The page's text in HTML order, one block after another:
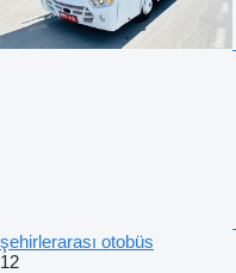
şehirlerarası otobüs
12